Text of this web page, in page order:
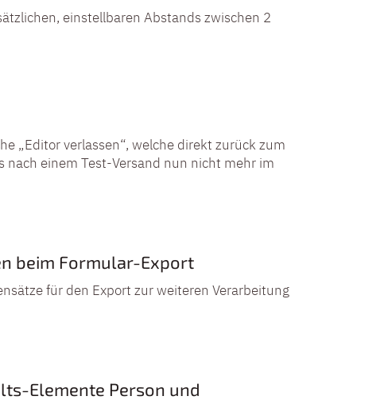
einstellbaren Abstands zwischen 2
„Editor verlassen“, welche direkt zurück zum
einem Test-Versand nun nicht mehr im
beim Formular-Export
für den Export zur weiteren Verarbeitung
Elemente Person und